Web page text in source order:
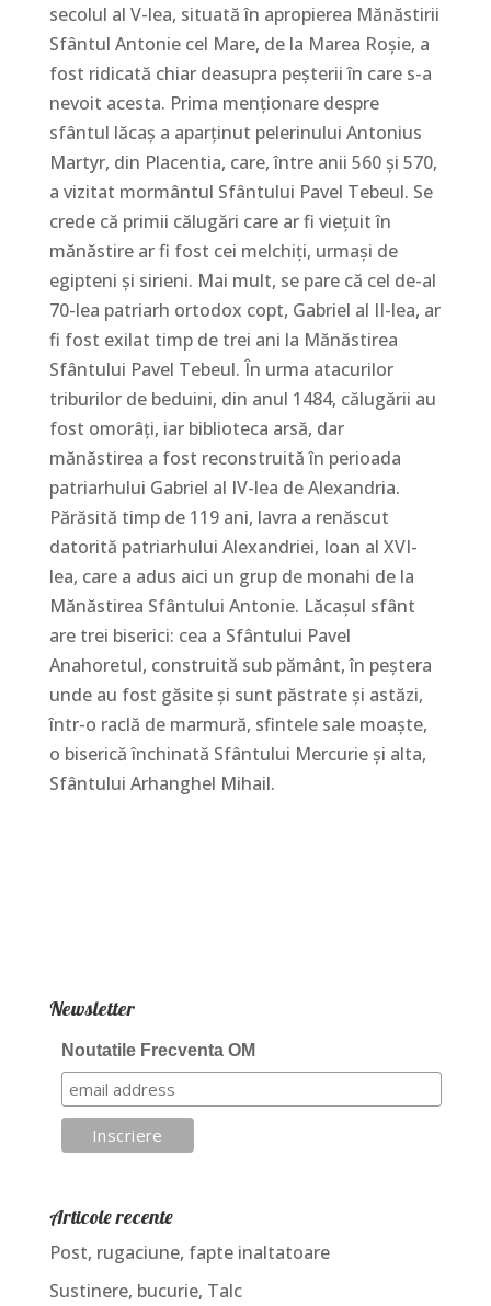
secolul al V-lea, situată în apropierea Mănăstirii
Sfântul Antonie cel Mare, de la Marea Roșie, a
fost ridicată chiar deasupra peșterii în care s-a
nevoit acesta. Prima menționare despre
sfântul lăcaș a aparținut pelerinului Antonius
Martyr, din Placentia, care, între anii 560 şi 570,
a vizitat mormântul Sfântului Pavel Tebeul. Se
crede că primii călugări care ar fi viețuit în
mănăstire ar fi fost cei melchiți, urmași de
egipteni și sirieni. Mai mult, se pare că cel de-al
70-lea patriarh ortodox copt, Gabriel al II-lea, ar
fi fost exilat timp de trei ani la Mănăstirea
Sfântului Pavel Tebeul. În urma atacurilor
triburilor de beduini, din anul 1484, călugării au
fost omorâți, iar biblioteca arsă, dar
mănăstirea a fost reconstruită în perioada
patriarhului Gabriel al IV-lea de Alexandria.
Părăsită timp de 119 ani, lavra a renăscut
datorită patriarhului Alexandriei, Ioan al XVI-
lea, care a adus aici un grup de monahi de la
Mănăstirea Sfântului Antonie. Lăcașul sfânt
are trei biserici: cea a Sfântului Pavel
Anahoretul, construită sub pământ, în peștera
unde au fost găsite și sunt păstrate și astăzi,
într-o raclă de marmură, sfintele sale moaște,
o biserică închinată Sfântului Mercurie și alta,
Sfântului Arhanghel Mihail.
Newsletter
Noutatile Frecventa OM
Articole recente
Post, rugaciune, fapte inaltatoare
Sustinere, bucurie, Talc